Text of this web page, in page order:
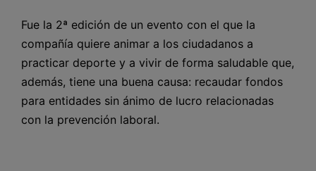
Fue la 2ª edición de un evento con el que la
compañía quiere animar a los ciudadanos a
practicar deporte y a vivir de forma saludable que,
además, tiene una buena causa: recaudar fondos
para entidades sin ánimo de lucro relacionadas
con la prevención laboral.